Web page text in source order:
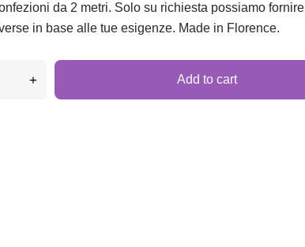
da 2 metri. Solo su richiesta possiamo fornire
in base alle tue esigenze. Made in Florence.
+ Add to cart